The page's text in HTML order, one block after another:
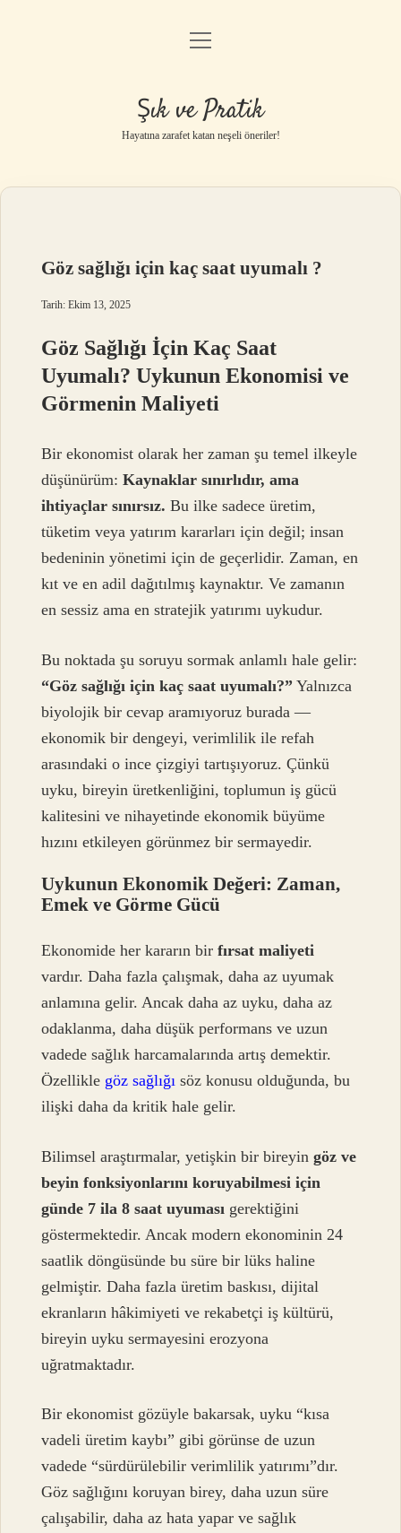
Anasayfa
Yasal Uyarı
menüyü
Şık ve Pratik
Hayatına zarafet katan neşeli öneriler!
Göz sağlığı için kaç saat uyumalı ?
Tarih: Ekim 13, 2025
Göz Sağlığı İçin Kaç Saat
Uyumalı? Uykunun Ekonomisi ve
Görmenin Maliyeti
Bir ekonomist olarak her zaman şu temel ilkeyle
düşünürüm:Kaynaklar sınırlıdır, ama
ihtiyaçlar sınırsız. Bu ilke sadece üretim,
tüketim veya yatırım kararları için değil; insan
bedeninin yönetimi için de geçerlidir. Zaman, en
kıt ve en adil dağıtılmış kaynaktır. Ve zamanın
en sessiz ama en stratejik yatırımı uykudur.
Bu noktada şu soruyu sormak anlamlı hale gelir:
“Göz sağlığı için kaç saat uyumalı?” Yalnızca
biyolojik bir cevap aramıyoruz burada —
ekonomik bir dengeyi, verimlilik ile refah
arasındaki o ince çizgiyi tartışıyoruz. Çünkü
uyku, bireyin üretkenliğini, toplumun iş gücü
kalitesini ve nihayetinde ekonomik büyüme
hızını etkileyen görünmez bir sermayedir.
Uykunun Ekonomik Değeri: Zaman,
Emek ve Görme Gücü
Ekonomide her kararın birfırsat maliyeti
vardır. Daha fazla çalışmak, daha az uyumak
anlamına gelir. Ancak daha az uyku, daha az
odaklanma, daha düşük performans ve uzun
vadede sağlık harcamalarında artış demektir.
Özellikle göz sağlığı söz konusu olduğunda, bu
ilişki daha da kritik hale gelir.
Bilimsel araştırmalar, yetişkin bir bireyingöz ve
beyin fonksiyonlarını koruyabilmesi için
günde 7 ila 8 saat uyuması gerektiğini
göstermektedir. Ancak modern ekonominin 24
saatlik döngüsünde bu süre bir lüks haline
gelmiştir. Daha fazla üretim baskısı, dijital
ekranların hâkimiyeti ve rekabetçi iş kültürü,
bireyin uyku sermayesini erozyona
uğratmaktadır.
Bir ekonomist gözüyle bakarsak, uyku “kısa
vadeli üretim kaybı” gibi görünse de uzun
vadede “sürdürülebilir verimlilik yatırımı”dır.
Göz sağlığını koruyan birey, daha uzun süre
çalışabilir, daha az hata yapar ve sağlık